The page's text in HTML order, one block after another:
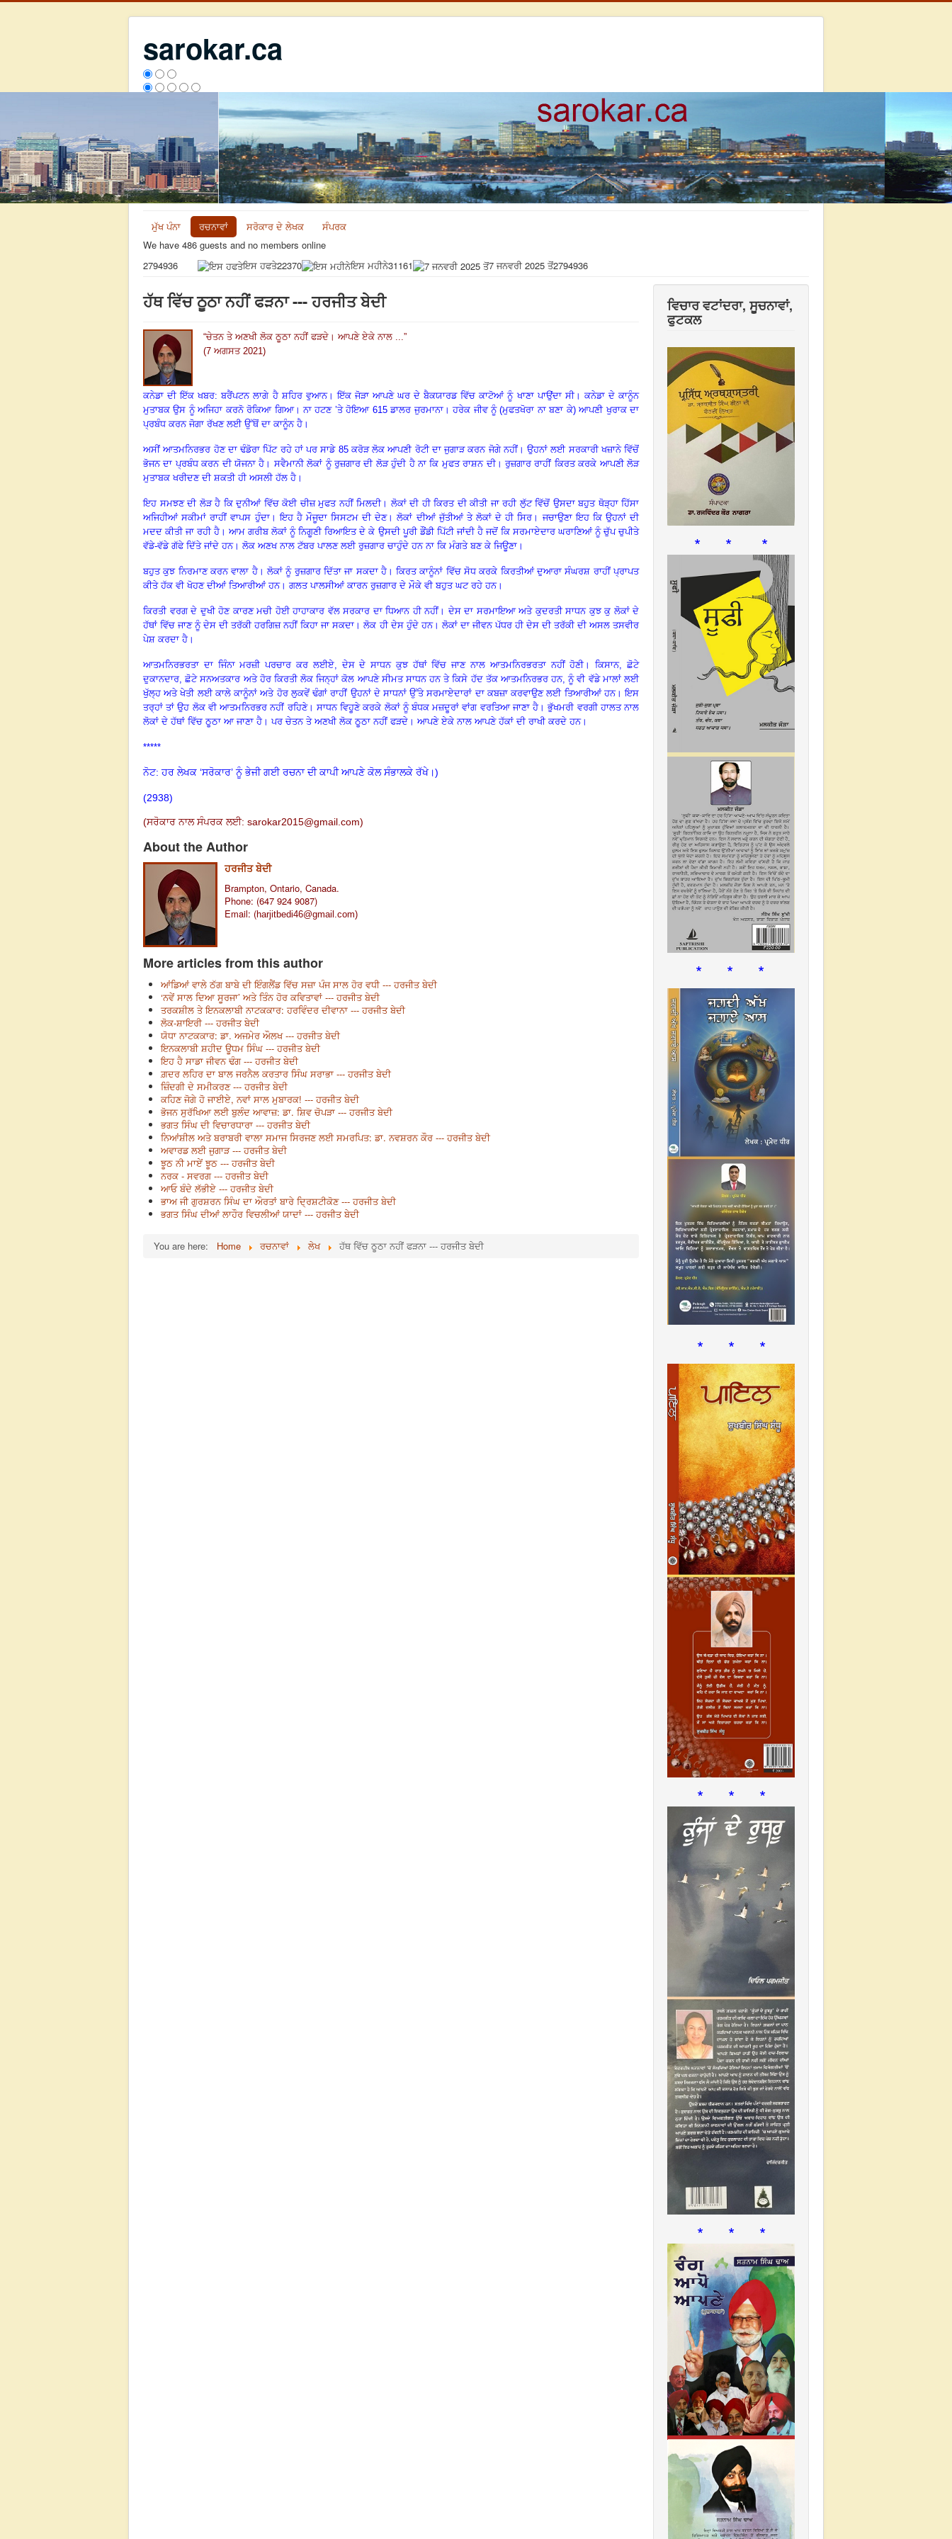
sarokar.ca
ਮੁੱਖ ਪੰਨਾ ਰਚਨਾਵਾਂ ਸਰੋਕਾਰ ਦੇ ਲੇਖਕ
ਸੰਪਰਕ
We have 486 guests and no members online
2794936
ਇਸ ਹਫਤੇ22370 ਇਸ ਮਹੀਨੇ31161 7 ਜਨਵਰੀ 2025 ਤੋਂ2794936
ਹੱਥ ਵਿੱਚ ਠੂਠਾ ਨਹੀਂ ਫੜਨਾ --- ਹਰਜੀਤ ਬੇਦੀ
“ਚੇਤਨ ਤੇ ਅਣਖੀ ਲੋਕ ਠੂਠਾ ਨਹੀਂ ਫੜਦੇ । ਆਪਣੇ ਏਕੇ ਨਾਲ ... ”
(7 ਅਗਸਤ 2021)
ਕਨੇਡਾ ਦੀ ਇੱਕ ਖਬਰ: ਬਰੈਂਪਟਨ ਲਾਗੇ ਹੈ ਸ਼ਹਿਰ ਵੁਆਨ। ਇੱਕ ਜੋੜਾ ਆਪਣੇ ਘਰ ਦੇ ਬੈਕਯਾਰਡ ਵਿੱਚ ਕਾਟੋਆਂ ਨੂੰ ਖਾਣਾ ਪਾਉਂਦਾ ਸੀ। ਕਨੇਡਾ ਦੇ ਕਾਨੂੰਨ
ਮੁਤਾਬਕ ਉਸ ਨੂੰ ਅਜਿਹਾ ਕਰਨੋ ਰੋਕਿਆ ਗਿਆ।ਨਾ ਹਟਣ ’ਤੇ ਹੋਇਆ 615 ਡਾਲਰ ਜੁਰਮਾਨਾ।ਹਰੇਕ ਜੀਵ ਨੂੰ (ਮੁਫਤਖੋਰਾ ਨਾ ਬਣਾ ਕੇ) ਆਪਣੀ ਖੁਰਾਕ ਦਾ
ਪ੍ਰਬੰਧ ਕਰਨ ਜੋਗਾ ਰੱਖਣ ਲਈ ਉੱਥੋਂ ਦਾ ਕਾਨੂੰਨ ਹੈ ।
ਅਸੀਂ ਆਤਮਨਿਰਭਰ ਹੋਣ ਦਾ ਢੰਡੋਰਾ ਪਿੱਟ ਰਹੇ ਹਾਂ ਪਰ ਸਾਡੇ 85 ਕਰੋੜ ਲੋਕ ਆਪਣੀ ਰੋਟੀ ਦਾ ਜੁਗਾੜ ਕਰਨ ਜੋਗੇ ਨਹੀਂ। ਉਹਨਾਂ ਲਈ ਸਰਕਾਰੀ ਖਜ਼ਾਨੇ ਵਿੱਚੋਂ
ਭੋਜਨ ਦਾ ਪ੍ਰਬੰਧ ਕਰਨ ਦੀ ਯੋਜਨਾ ਹੈ । ਸਵੈਮਾਨੀ ਲੋਕਾਂ ਨੂੰ ਰੁਜ਼ਗਾਰ ਦੀ ਲੋੜ ਹੁੰਦੀ ਹੈ ਨਾ ਕਿ ਮੁਫਤ ਰਾਸ਼ਨ ਦੀ। ਰੁਜ਼ਗਾਰ ਰਾਹੀਂ ਕਿਰਤ ਕਰਕੇ ਆਪਣੀ ਲੋੜ
ਮੁਤਾਬਕ ਖਰੀਦਣ ਦੀ ਸ਼ਕਤੀ ਹੀ ਅਸਲੀ ਹੱਲ ਹੈ ।
ਇਹ ਸਮਝਣ ਦੀ ਲੋੜ ਹੈ ਕਿ ਦੁਨੀਆਂ ਵਿੱਚ ਕੋਈ ਚੀਜ਼ ਮੁਫਤ ਨਹੀਂ ਮਿਲਦੀ। ਲੋਕਾਂ ਦੀ ਹੀ ਕਿਰਤ ਦੀ ਕੀਤੀ ਜਾ ਰਹੀ ਲੁੱਟ ਵਿੱਚੋਂ ਉਸਦਾ ਬਹੁਤ ਥੋੜ੍ਹਾ ਹਿੱਸਾ
ਅਜਿਹੀਆਂ ਸਕੀਮਾਂ ਰਾਹੀਂ ਵਾਪਸ ਹੁੰਦਾ।ਇਹ ਹੈ ਮੌਜੂਦਾ ਸਿਸਟਮ ਦੀ ਦੇਣ।ਲੋਕਾਂ ਦੀਆਂ ਜੁੱਤੀਆਂ ਤੇ ਲੋਕਾਂ ਦੇ ਹੀ ਸਿਰ। ਜਚਾਉਣਾ ਇਹ ਕਿ ਉਹਨਾਂ ਦੀ
ਮਦਦ ਕੀਤੀ ਜਾ ਰਹੀ ਹੈ ।ਆਮ ਗਰੀਬ ਲੋਕਾਂ ਨੂੰ ਨਿਗੂਣੀ ਰਿਆਇਤ ਦੇ ਕੇ ਉਸਦੀ ਪੂਰੀ ਡੌਂਡੀ ਪਿੱਟੀ ਜਾਂਦੀ ਹੈ ਜਦੋਂ ਕਿ ਸਰਮਾਏਦਾਰ ਘਰਾਣਿਆਂ ਨੂੰ ਚੁੱਪ ਚੁਪੀਤੇ
ਵੱਡੇ-ਵੱਡੇ ਗੱਫੇ ਦਿੱਤੇ ਜਾਂਦੇ ਹਨ। ਲੋਕ ਅਣਖ ਨਾਲ ਟੱਬਰ ਪਾਲਣ ਲਈ ਰੁਜ਼ਗਾਰ ਚਾਹੁੰਦੇ ਹਨ ਨਾ ਕਿ ਮੰਗਤੇ ਬਣ ਕੇ ਜਿਊਣਾ ।
ਬਹੁਤ ਕੁਝ ਨਿਰਮਾਣ ਕਰਨ ਵਾਲਾ ਹੈ। ਲੋਕਾਂ ਨੂੰ ਰੁਜ਼ਗਾਰ ਦਿੱਤਾ ਜਾ ਸਕਦਾ ਹੈ।ਕਿਰਤ ਕਾਨੂੰਨਾਂ ਵਿੱਚ ਸੋਧ ਕਰਕੇ ਕਿਰਤੀਆਂ ਦੁਆਰਾ ਸੰਘਰਸ਼ ਰਾਹੀਂ ਪ੍ਰਾਪਤ
ਕੀਤੇ ਹੱਕ ਵੀ ਖੋਹਣ ਦੀਆਂ ਤਿਆਰੀਆਂ ਹਨ। ਗਲਤ ਪਾਲਸੀਆਂ ਕਾਰਨ ਰੁਜ਼ਗਾਰ ਦੇ ਮੌਕੇ ਵੀ ਬਹੁਤ ਘਟ ਰਹੇ ਹਨ।
ਕਿਰਤੀ ਵਰਗ ਦੇ ਦੁਖੀ ਹੋਣ ਕਾਰਣ ਮਚੀ ਹੋਈ ਹਾਹਾਕਾਰ ਵੱਲ ਸਰਕਾਰ ਦਾ ਧਿਆਨ ਹੀ ਨਹੀਂ। ਦੇਸ ਦਾ ਸਰਮਾਇਆ ਅਤੇ ਕੁਦਰਤੀ ਸਾਧਨ ਕੁਝ ਕੁ ਲੋਕਾਂ ਦੇ
ਹੱਥਾਂ ਵਿੱਚ ਜਾਣ ਨੂੰ ਦੇਸ ਦੀ ਤਰੱਕੀ ਹਰਗਿਜ਼ ਨਹੀਂ ਕਿਹਾ ਜਾ ਸਕਦਾ ।ਲੋਕ ਹੀ ਦੇਸ ਹੁੰਦੇ ਹਨ। ਲੋਕਾਂ ਦਾ ਜੀਵਨ ਪੱਧਰ ਹੀ ਦੇਸ ਦੀ ਤਰੱਕੀ ਦੀ ਅਸਲ ਤਸਵੀਰ
ਪੇਸ਼ ਕਰਦਾ ਹੈ ।
ਆਤਮਨਿਰਭਰਤਾ ਦਾ ਜਿੰਨਾ ਮਰਜ਼ੀ ਪਰਚਾਰ ਕਰ ਲਈਏ, ਦੇਸ ਦੇ ਸਾਧਨ ਕੁਝ ਹੱਥਾਂ ਵਿੱਚ ਜਾਣ ਨਾਲ ਆਤਮਨਿਰਭਰਤਾ ਨਹੀਂ ਹੋਣੀ।ਕਿਸਾਨ, ਛੋਟੇ
ਦੁਕਾਨਦਾਰ, ਛੋਟੇ ਸਨਅਤਕਾਰ ਅਤੇ ਹੋਰ ਕਿਰਤੀ ਲੋਕ ਜਿਨ੍ਹਾਂ ਕੋਲ ਆਪਣੇ ਸੀਮਤ ਸਾਧਨ ਹਨ ਤੇ ਕਿਸੇ ਹੱਦ ਤੱਕ ਆਤਮਨਿਰਭਰ ਹਨ, ਨੂੰ ਵੀ ਵੱਡੇ ਮਾਲਾਂ ਲਈ
ਖੁੱਲ੍ਹ ਅਤੇ ਖੇਤੀ ਲਈ ਕਾਲੇ ਕਾਨੂੰਨਾਂ ਅਤੇ ਹੋਰ ਲੁਕਵੇਂ ਢੰਗਾਂ ਰਾਹੀਂ ਉਹਨਾਂ ਦੇ ਸਾਧਨਾਂ ਉੱਤੇ ਸਰਮਾਏਦਾਰਾਂ ਦਾ ਕਬਜ਼ਾ ਕਰਵਾਉਣ ਲਈ ਤਿਆਰੀਆਂ ਹਨ।ਇਸ
ਤਰ੍ਹਾਂ ਤਾਂ ਉਹ ਲੋਕ ਵੀ ਆਤਮਨਿਰਭਰ ਨਹੀਂ ਰਹਿਣੇ। ਸਾਧਨ ਵਿਹੂਣੇ ਕਰਕੇ ਲੋਕਾਂ ਨੂੰ ਬੰਧਕ ਮਜ਼ਦੂਰਾਂ ਵਾਂਗ ਵਰਤਿਆ ਜਾਣਾ ਹੈ ।ਭੁੱਖਮਰੀ ਵਰਗੀ ਹਾਲਤ ਨਾਲ
ਲੋਕਾਂ ਦੇ ਹੱਥਾਂ ਵਿੱਚ ਠੂਠਾ ਆ ਜਾਣਾ ਹੈ । ਪਰ ਚੇਤਨ ਤੇ ਅਣਖੀ ਲੋਕ ਠੂਠਾ ਨਹੀਂ ਫੜਦੇ । ਆਪਣੇ ਏਕੇ ਨਾਲ ਆਪਣੇ ਹੱਕਾਂ ਦੀ ਰਾਖੀ ਕਰਦੇ ਹਨ।
*****
ਨੋਟ: ਹਰ ਲੇਖਕ ‘ਸਰੋਕਾਰ’ ਨੂੰ ਭੇਜੀ ਗਈ ਰਚਨਾ ਦੀ ਕਾਪੀ ਆਪਣੇ ਕੋਲ ਸੰਭਾਲਕੇ ਰੱਖੇ।)
(2938)
(ਸਰੋਕਾਰ ਨਾਲ ਸੰਪਰਕ ਲਈ: sarokar2015@gmail.com)
About the Author
ਹਰਜੀਤ ਬੇਦੀ
Brampton, Ontario, Canada.
Phone: (647 924 9087)
Email: (harjitbedi46@gmail.com)
More articles from this author
ਆਂਡਿਆਂ ਵਾਲੇ ਠੱਗ ਬਾਬੇ ਦੀ ਇੰਗਲੈਂਡ ਵਿੱਚ ਸਜ਼ਾ ਪੰਜ ਸਾਲ ਹੋਰ ਵਧੀ --- ਹਰਜੀਤ ਬੇਦੀ
‘ਨਵੇਂ ਸਾਲ ਦਿਆ ਸੂਰਜਾ’ ਅਤੇ ਤਿੰਨ ਹੋਰ ਕਵਿਤਾਵਾਂ --- ਹਰਜੀਤ ਬੇਦੀ
ਤਰਕਸ਼ੀਲ ਤੇ ਇਨਕਲਾਬੀ ਨਾਟਕਕਾਰ: ਹਰਵਿੰਦਰ ਦੀਵਾਨਾ --- ਹਰਜੀਤ ਬੇਦੀ
ਲੋਕ-ਸ਼ਾਇਰੀ --- ਹਰਜੀਤ ਬੇਦੀ
ਯੋਧਾ ਨਾਟਕਕਾਰ: ਡਾ. ਅਜਮੇਰ ਔਲਖ --- ਹਰਜੀਤ ਬੇਦੀ
ਇਨਕਲਾਬੀ ਸ਼ਹੀਦ ਊਧਮ ਸਿੰਘ --- ਹਰਜੀਤ ਬੇਦੀ
ਇਹ ਹੈ ਸਾਡਾ ਜੀਵਨ ਢੰਗ --- ਹਰਜੀਤ ਬੇਦੀ
ਗ਼ਦਰ ਲਹਿਰ ਦਾ ਬਾਲ ਜਰਨੈਲ ਕਰਤਾਰ ਸਿੰਘ ਸਰਾਭਾ --- ਹਰਜੀਤ ਬੇਦੀ
ਜ਼ਿੰਦਗੀ ਦੇ ਸਮੀਕਰਣ --- ਹਰਜੀਤ ਬੇਦੀ
ਕਹਿਣ ਜੋਗੇ ਹੋ ਜਾਈਏ, ਨਵਾਂ ਸਾਲ ਮੁਬਾਰਕ! --- ਹਰਜੀਤ ਬੇਦੀ
ਭੋਜਨ ਸੁਰੱਖਿਆ ਲਈ ਬੁਲੰਦ ਆਵਾਜ਼: ਡਾ. ਸ਼ਿਵ ਚੋਪੜਾ --- ਹਰਜੀਤ ਬੇਦੀ
ਭਗਤ ਸਿੰਘ ਦੀ ਵਿਚਾਰਧਾਰਾ --- ਹਰਜੀਤ ਬੇਦੀ
ਨਿਆਂਸ਼ੀਲ ਅਤੇ ਬਰਾਬਰੀ ਵਾਲਾ ਸਮਾਜ ਸਿਰਜਣ ਲਈ ਸਮਰਪਿਤ: ਡਾ. ਨਵਸ਼ਰਨ ਕੌਰ --- ਹਰਜੀਤ ਬੇਦੀ
ਅਵਾਰਡ ਲਈ ਜੁਗਾੜ --- ਹਰਜੀਤ ਬੇਦੀ
ਝੂਠ ਨੀ ਮਾਏਂ ਝੂਠ --- ਹਰਜੀਤ ਬੇਦੀ
ਨਰਕ - ਸਵਰਗ --- ਹਰਜੀਤ ਬੇਦੀ
ਆਓ ਬੰਦੇ ਲੱਭੀਏ --- ਹਰਜੀਤ ਬੇਦੀ
ਭਾਅ ਜੀ ਗੁਰਸ਼ਰਨ ਸਿੰਘ ਦਾ ਔਰਤਾਂ ਬਾਰੇ ਦ੍ਰਿਸ਼ਟੀਕੋਣ --- ਹਰਜੀਤ ਬੇਦੀ
ਭਗਤ ਸਿੰਘ ਦੀਆਂ ਲਾਹੌਰ ਵਿਚਲੀਆਂ ਯਾਦਾਂ --- ਹਰਜੀਤ ਬੇਦੀ
You are here: Home ਰਚਨਾਵਾਂ ਲੇਖ ਹੱਥ ਵਿੱਚ ਠੂਠਾ ਨਹੀਂ ਫੜਨਾ --- ਹਰਜੀਤ ਬੇਦੀ
ਵਿਚਾਰ ਵਟਾਂਦਰਾ, ਸੂਚਨਾਵਾਂ,
ਫੁਟਕਲ
* * *
* * *
* * *
* * *
* * *